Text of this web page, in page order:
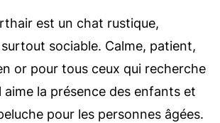
est un chat rustique,
sociable. Calme, patient,
or pour tous ceux qui recherche
aime la présence des enfants et
pour les personnes âgées.